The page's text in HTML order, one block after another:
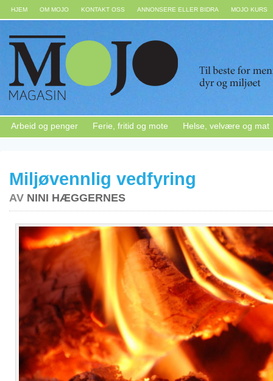
HJEM OM MOJO KONTAKT OSS ANNONSERE ELLER BIDRA MOJO KURS
Arbeid og penger Ferie, fritid og mote Helse, velvære og mat
Miljøvennlig vedfyring
AV NINI HÆGGERNES